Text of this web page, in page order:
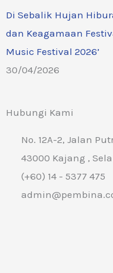
Di Sebalik Hujan
dan Keagamaan
Music Festival 2026’
30/04/2026
Hubungi Kami
No. 12A-2, Jalan
43000 Kajang ,
(+60) 14 - 5377 475